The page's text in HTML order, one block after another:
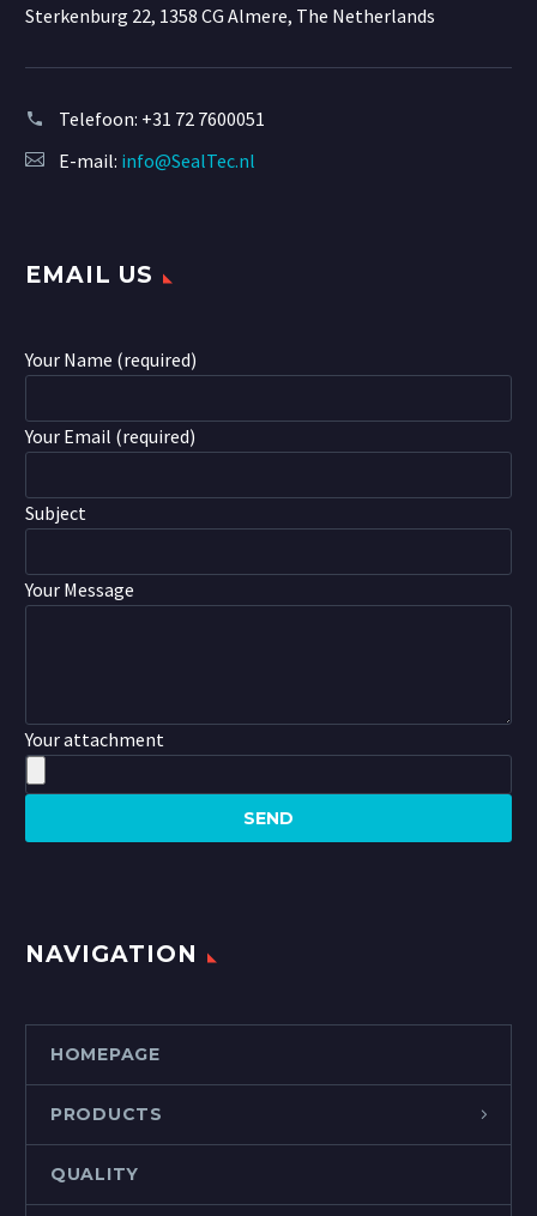
Sterkenburg 22, 1358 CG Almere, The Netherlands
Telefoon: +31 72 7600051
E-mail: info@SealTec.nl
EMAIL US
Your Name (required)
Your Email (required)
Subject
Your Message
Your attachment
NAVIGATION
HOMEPAGE
PRODUCTS
QUALITY